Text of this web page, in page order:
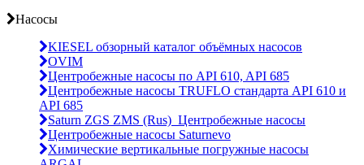
Насосы
KIESEL обзорный каталог объёмных насосов
OVIM
Центробежные насосы по API 610, API 685
Центробежные насосы TRUFLO стандарта API 610 и
API 685
Saturn ZGS ZMS (Rus)_Центробежные насосы
Центробежные насосы Saturnevo
Химические вертикальные погружные насосы